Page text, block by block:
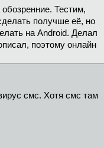
Тестим,
получше её, но
на Android. Делал
поэтому онлайн
смс. Хотя смс там